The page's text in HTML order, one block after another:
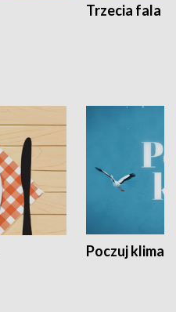
Trzecia fala -
Poczuj klimat